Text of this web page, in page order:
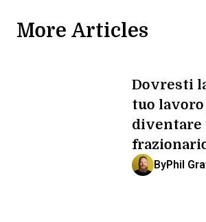
More Articles
Dovresti
tuo
diventare
ByPhil